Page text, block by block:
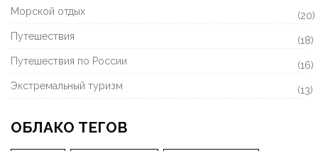
Морской отдых
(20)
Путешествия
(18)
Путешествия по России
(16)
Экстремальный туризм
(13)
ОБЛАКО ТЕГОВ